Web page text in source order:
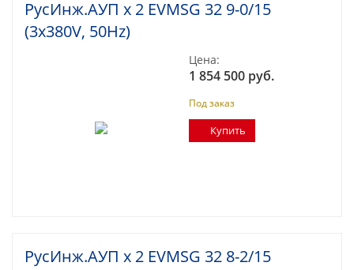
РусИнж.АУП х 2 EVMSG 32 9-0/15
(3x380V, 50Hz)
Цена:
1 854 500 руб.
Под заказ
Купить
РусИнж.АУП х 2 EVMSG 32 8-2/15